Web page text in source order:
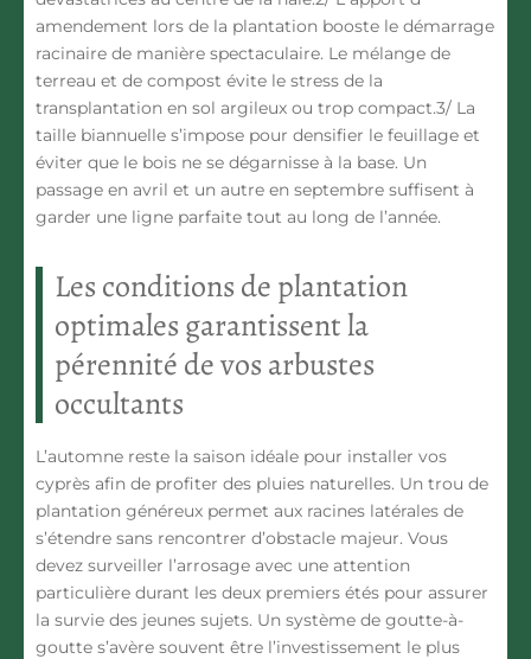
amendement lors de la plantation booste le démarrage
racinaire de manière spectaculaire. Le mélange de
terreau et de compost évite le stress de la
transplantation en sol argileux ou trop compact.3/ La
taille biannuelle s’impose pour densifier le feuillage et
éviter que le bois ne se dégarnisse à la base. Un
passage en avril et un autre en septembre suffisent à
garder une ligne parfaite tout au long de l’année.
Les conditions de plantation
optimales garantissent la
pérennité de vos arbustes
occultants
L’automne reste la saison idéale pour installer vos
cyprès afin de profiter des pluies naturelles. Un trou de
plantation généreux permet aux racines latérales de
s’étendre sans rencontrer d’obstacle majeur. Vous
devez surveiller l’arrosage avec une attention
particulière durant les deux premiers étés pour assurer
la survie des jeunes sujets. Un système de goutte-à-
goutte s’avère souvent être l’investissement le plus